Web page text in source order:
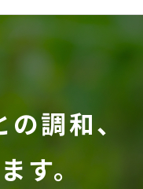
調和、
す。